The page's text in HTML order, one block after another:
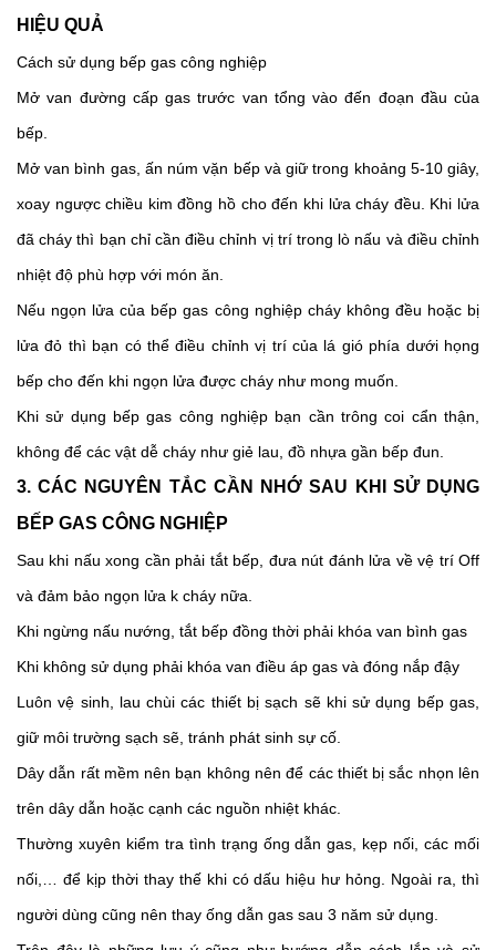
HIỆU QUẢ
Cách sử dụng bếp gas công nghiệp
Mở van đường cấp gas trước van tổng vào đến đoạn đầu của
bếp.
Mở van bình gas, ấn núm vặn bếp và giữ trong khoảng 5-10 giây,
xoay ngược chiều kim đồng hồ cho đến khi lửa cháy đều. Khi lửa
đã cháy thì bạn chỉ cần điều chỉnh vị trí trong lò nấu và điều chỉnh
nhiệt độ phù hợp với món ăn.
Nếu ngọn lửa của bếp gas công nghiệp cháy không đều hoặc bị
lửa đỏ thì bạn có thể điều chỉnh vị trí của lá gió phía dưới họng
bếp cho đến khi ngọn lửa được cháy như mong muốn.
Khi sử dụng bếp gas công nghiệp bạn cần trông coi cẩn thận,
không để các vật dễ cháy như giẻ lau, đồ nhựa gần bếp đun.
3. CÁC NGUYÊN TẮC CẦN NHỚ SAU KHI SỬ DỤNG
BẾP GAS CÔNG NGHIỆP
Sau khi nấu xong cần phải tắt bếp, đưa nút đánh lửa về vệ trí Off
và đảm bảo ngọn lửa k cháy nữa.
Khi ngừng nấu nướng, tắt bếp đồng thời phải khóa van bình gas
Khi không sử dụng phải khóa van điều áp gas và đóng nắp đậy
Luôn vệ sinh, lau chùi các thiết bị sạch sẽ khi sử dụng bếp gas,
giữ môi trường sạch sẽ, tránh phát sinh sự cố.
Dây dẫn rất mềm nên bạn không nên để các thiết bị sắc nhọn lên
trên dây dẫn hoặc cạnh các nguồn nhiệt khác.
Thường xuyên kiểm tra tình trạng ống dẫn gas, kẹp nối, các mối
nối,… để kịp thời thay thế khi có dấu hiệu hư hỏng. Ngoài ra, thì
người dùng cũng nên thay ống dẫn gas sau 3 năm sử dụng.